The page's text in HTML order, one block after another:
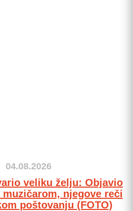
04.08.2026
veliku želju: Objavio
njegove reči
poštovanju (FOTO)